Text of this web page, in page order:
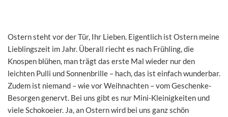
Ostern steht vor der Tür, Ihr Lieben. Eigentlich ist Ostern meine
Lieblingszeit im Jahr. Überall riecht es nach Frühling, die
Knospen blühen, man trägt das erste Mal wieder nur den
leichten Pulli und Sonnenbrille – hach, das ist einfach wunderbar.
Zudem ist niemand – wie vor Weihnachten – vom Geschenke-
Besorgen genervt. Bei uns gibt es nur Mini-Kleinigkeiten und
viele Schokoeier. Ja, an Ostern wird bei uns ganz schön